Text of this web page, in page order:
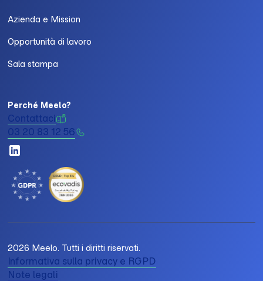
Azienda e Mission
Opportunità di lavoro
Sala stampa
Perché Meelo?
Contattaci
03 20 83 12 56
2026 Meelo. Tutti i diritti riservati.
Informativa sulla privacy e RGPD
Note legali